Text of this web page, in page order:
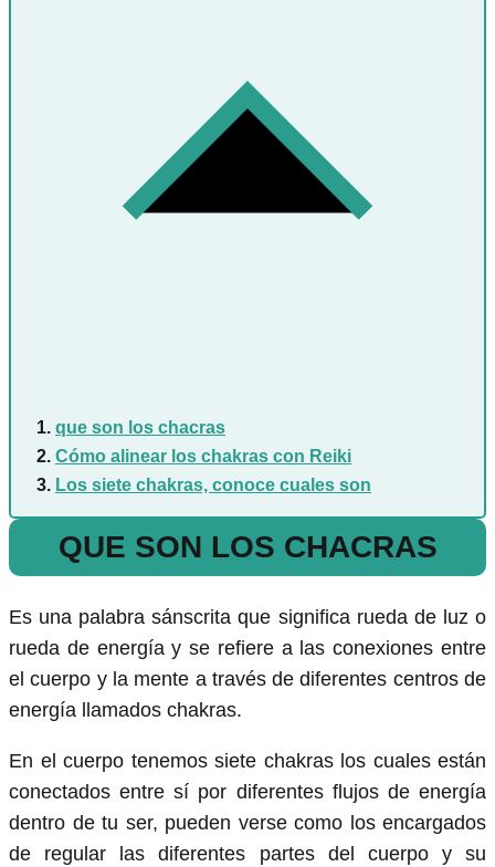
que son los chacras
Cómo alinear los chakras con Reiki
Los siete chakras, conoce cuales son
QUE SON LOS CHACRAS
Es una palabra sánscrita que significa rueda de luz o
rueda de energía y se refiere a las conexiones entre
el cuerpo y la mente a través de diferentes centros de
energía llamados chakras.
En el cuerpo tenemos siete chakras los cuales están
conectados entre sí por diferentes flujos de energía
dentro de tu ser, pueden verse como los encargados
de regular las diferentes partes del cuerpo y su